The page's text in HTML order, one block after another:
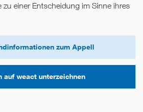
einer Entscheidung im Sinne ihres
zum Appell
auf weact unterzeichnen